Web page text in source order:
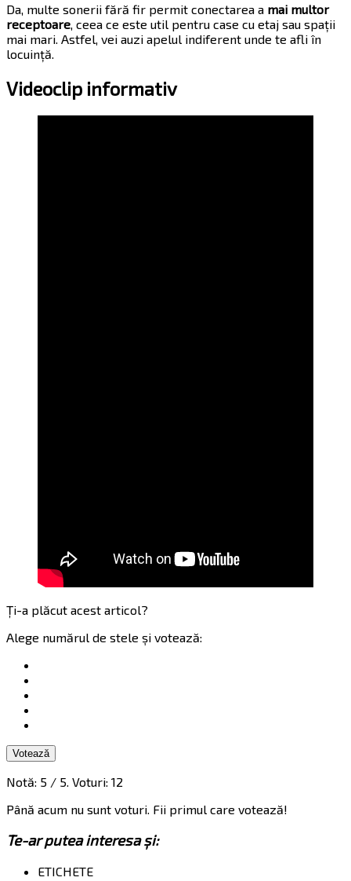
Da, multe sonerii fără fir permit conectarea a mai multor
receptoare , ceea ce este util pentru case cu etaj sau spații
mai mari. Astfel, vei auzi apelul indiferent unde te afli în
locuință.
Videoclip informativ
Ți-a plăcut acest articol?
Alege numărul de stele și votează:
Votează
Notă: 5 / 5. Voturi: 12
Până acum nu sunt voturi. Fii primul care votează!
Te-ar putea interesa și:
ETICHETE